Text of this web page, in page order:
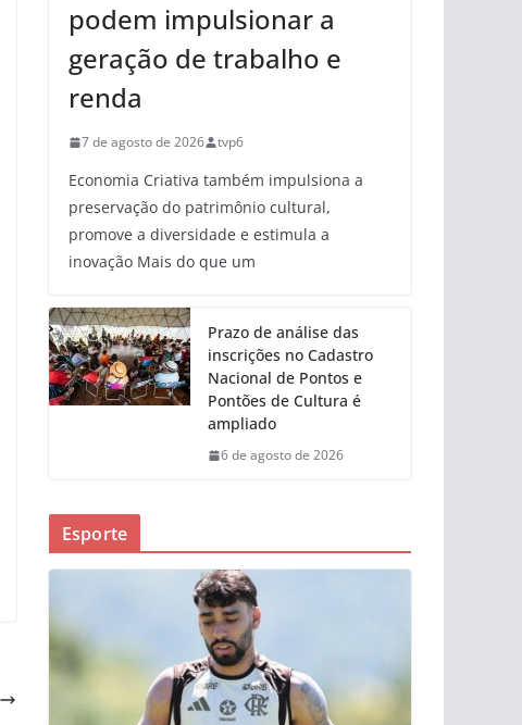
podem impulsionar a
geração de trabalho e
renda
7 de agosto de 2026 tvp6
Economia Criativa também impulsiona a
preservação do patrimônio cultural,
promove a diversidade e estimula a
inovação Mais do que um
Prazo de análise das
inscrições no Cadastro
Nacional de Pontos e
Pontões de Cultura é
ampliado
6 de agosto de 2026
Esporte